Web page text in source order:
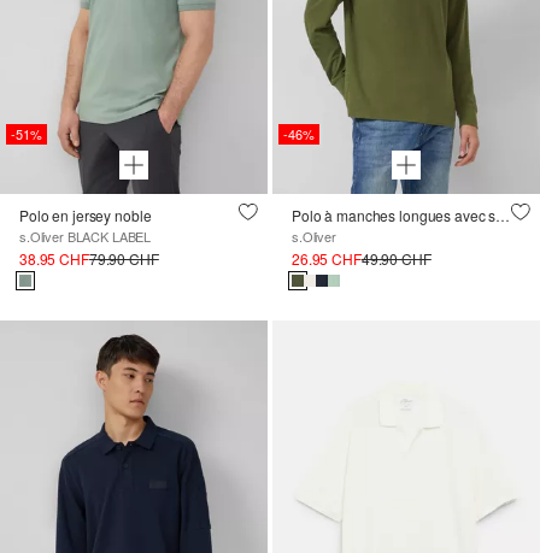
-51%
Polo en jersey noble
s.Oliver BLACK LABEL
38.95 CHF79.90 CHF
-46%
Polo à manches longues avec structure gaufrée et patch logo
s.Oliver
26.95 CHF49.90 CHF